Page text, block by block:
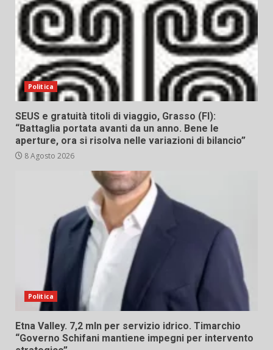
Politica
SEUS e gratuità titoli di viaggio, Grasso (FI):
“Battaglia portata avanti da un anno. Bene le
aperture, ora si risolva nelle variazioni di bilancio”
8 Agosto 2026
Politica
Etna Valley. 7,2 mln per servizio idrico. Timarchio
“Governo Schifani mantiene impegni per intervento